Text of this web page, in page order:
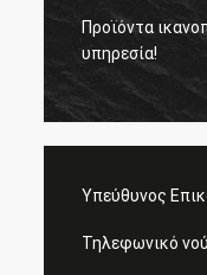
Προϊόντα ικανοποίησης
Υπεύθυνος
Τηλεφωνικό